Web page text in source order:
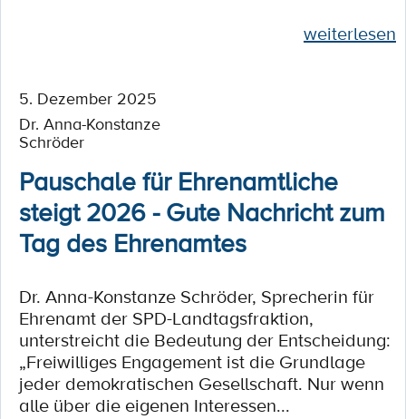
weiterlesen
5. Dezember 2025
Dr. Anna-Konstanze
Schröder
Pauschale für Ehrenamtliche
steigt 2026 - Gute Nachricht zum
Tag des Ehrenamtes
Dr. Anna-Konstanze Schröder, Sprecherin für
Ehrenamt der SPD-Landtagsfraktion,
unterstreicht die Bedeutung der Entscheidung:
„Freiwilliges Engagement ist die Grundlage
jeder demokratischen Gesellschaft. Nur wenn
alle über die eigenen Interessen...